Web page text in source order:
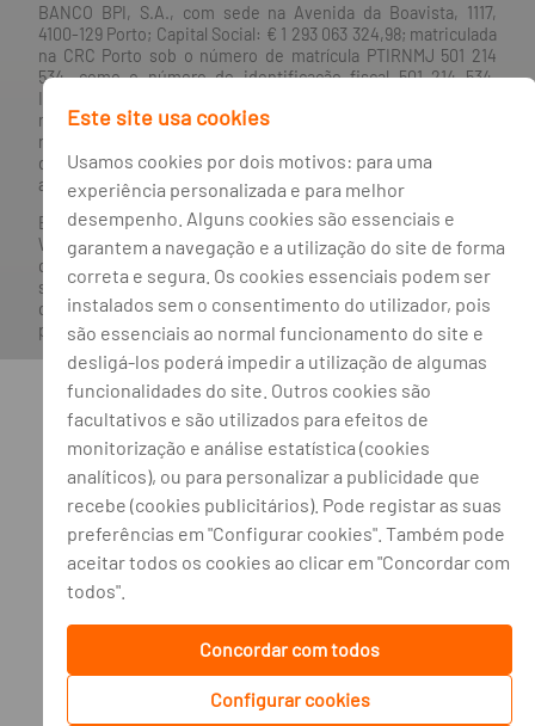
BANCO BPI, S.A., com sede na Avenida da Boavista, 1117,
4100-129 Porto; Capital Social: € 1 293 063 324,98; matriculada
na CRC Porto sob o número de matrícula PTIRNMJ 501 214
534, como o número de identificação fiscal 501 214 534.
Intermediário financeiro registado na CMVM com o n° 300 e
no Banco de Portugal sob o código n° 10. Agente de Seguros
n.º 419527591, registado junto da Autoridade de Supervisão
de Seguros e Fundos de Pensões em 21/01/2019, e autorizado
a exercer atividade nos Ramos de Seguro Vida e Não Vida.
Banco BPI ©. Todos os direitos reservados.
WebsiteAcessível.O Banco BPI não se responsabiliza por
quaisquer traduções do site efetuadas através do browser,
sendo a versão em língua portuguesa a única versão oficial,
que prevalecerá em qualquer caso. Este site encontra-se em
processo de adoção do novo acordo ortográfico.
Este site usa cookies
Usamos cookies por dois motivos: para uma
experiência personalizada e para melhor
desempenho. Alguns cookies são essenciais e
garantem a navegação e a utilização do site de forma
correta e segura. Os cookies essenciais podem ser
instalados sem o consentimento do utilizador, pois
são essenciais ao normal funcionamento do site e
desligá-los poderá impedir a utilização de algumas
funcionalidades do site. Outros cookies são
facultativos e são utilizados para efeitos de
monitorização e análise estatística (cookies
analíticos), ou para personalizar a publicidade que
recebe (cookies publicitários). Pode registar as suas
preferências em "Configurar cookies". Também pode
aceitar todos os cookies ao clicar em "Concordar com
todos".
Concordar com todos
Configurar cookies